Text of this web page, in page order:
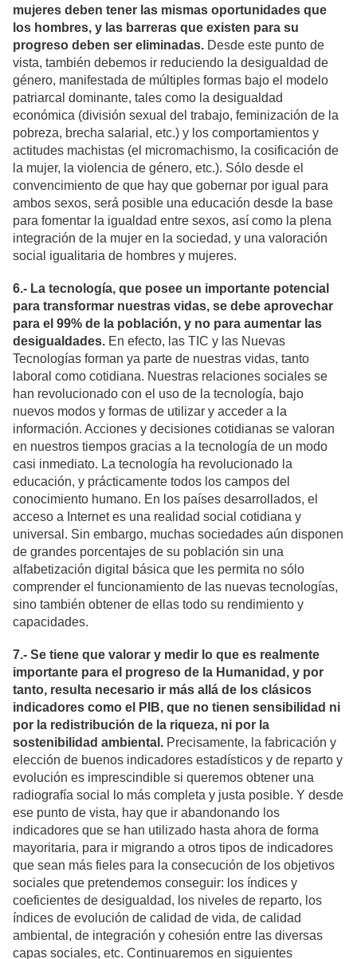
mujeres deben tener las mismas oportunidades que
los hombres, y las barreras que existen para su
progreso deben ser eliminadas. Desde este punto de
vista, también debemos ir reduciendo la desigualdad de
género, manifestada de múltiples formas bajo el modelo
patriarcal dominante, tales como la desigualdad
económica (división sexual del trabajo, feminización de la
pobreza, brecha salarial, etc.) y los comportamientos y
actitudes machistas (el micromachismo, la cosificación de
la mujer, la violencia de género, etc.). Sólo desde el
convencimiento de que hay que gobernar por igual para
ambos sexos, será posible una educación desde la base
para fomentar la igualdad entre sexos, así como la plena
integración de la mujer en la sociedad, y una valoración
social igualitaria de hombres y mujeres.
6.- La tecnología, que posee un importante potencial
para transformar nuestras vidas, se debe aprovechar
para el 99% de la población, y no para aumentar las
desigualdades. En efecto, las TIC y las Nuevas
Tecnologías forman ya parte de nuestras vidas, tanto
laboral como cotidiana. Nuestras relaciones sociales se
han revolucionado con el uso de la tecnología, bajo
nuevos modos y formas de utilizar y acceder a la
información. Acciones y decisiones cotidianas se valoran
en nuestros tiempos gracias a la tecnología de un modo
casi inmediato. La tecnología ha revolucionado la
educación, y prácticamente todos los campos del
conocimiento humano. En los países desarrollados, el
acceso a Internet es una realidad social cotidiana y
universal. Sin embargo, muchas sociedades aún disponen
de grandes porcentajes de su población sin una
alfabetización digital básica que les permita no sólo
comprender el funcionamiento de las nuevas tecnologías,
sino también obtener de ellas todo su rendimiento y
capacidades.
7.- Se tiene que valorar y medir lo que es realmente
importante para el progreso de la Humanidad, y por
tanto, resulta necesario ir más allá de los clásicos
indicadores como el PIB, que no tienen sensibilidad ni
por la redistribución de la riqueza, ni por la
sostenibilidad ambiental. Precisamente, la fabricación y
elección de buenos indicadores estadísticos y de reparto y
evolución es imprescindible si queremos obtener una
radiografía social lo más completa y justa posible. Y desde
ese punto de vista, hay que ir abandonando los
indicadores que se han utilizado hasta ahora de forma
mayoritaria, para ir migrando a otros tipos de indicadores
que sean más fieles para la consecución de los objetivos
sociales que pretendemos conseguir: los índices y
coeficientes de desigualdad, los niveles de reparto, los
índices de evolución de calidad de vida, de calidad
ambiental, de integración y cohesión entre las diversas
capas sociales, etc. Continuaremos en siguientes